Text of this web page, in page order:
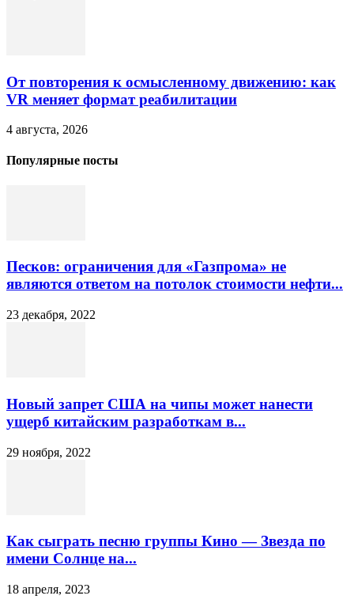
От повторения к осмысленному движению: как
VR меняет формат реабилитации
4 августа, 2026
Популярные посты
Песков: ограничения для «Газпрома» не
являются ответом на потолок стоимости нефти...
23 декабря, 2022
Новый запрет США на чипы может нанести
ущерб китайским разработкам в...
29 ноября, 2022
Как сыграть песню группы Кино — Звезда по
имени Солнце на...
18 апреля, 2023